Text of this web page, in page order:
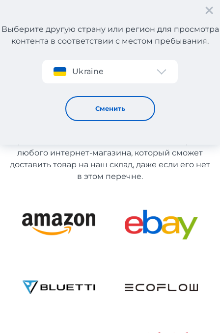
Регистрация
Выберите другую страну или регион для просмотра
контента в соответствии с местом пребывания.
Ukraine
Сменить
Гигиена и уход с Германии
Гигиена и уход с Германии
любого интернет-магазина, который сможет
доставить товар на наш склад, даже если его нет
в этом перечне.